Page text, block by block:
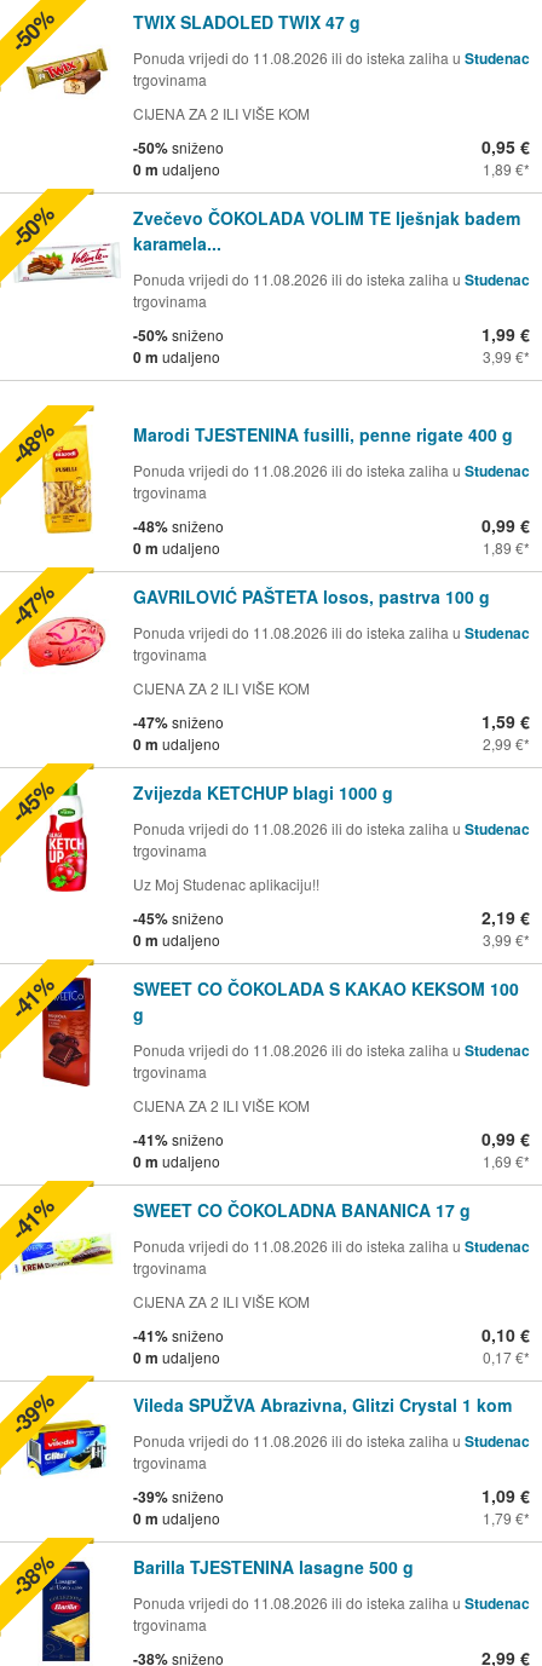
TWIX SLADOLED TWIX 47 g
Ponuda vrijedi do 11.08.2026 ili do isteka zaliha u Studenac
trgovinama
CIJENA ZA 2 ILI VIŠE KOM
-50%sniženo
0 m udaljeno
0,95 €
1,89 €
-50%
Zvečevo ČOKOLADA VOLIM TE lješnjak badem
karamela...
Ponuda vrijedi do 11.08.2026 ili do isteka zaliha u Studenac
trgovinama
-50%sniženo
0 m udaljeno
1,99 €
3,99 €
-50%
Marodi TJESTENINA fusilli, penne rigate 400 g
Ponuda vrijedi do 11.08.2026 ili do isteka zaliha u Studenac
trgovinama
-48%sniženo
0 m udaljeno
0,99 €
1,89 €
-48%
GAVRILOVIĆ PAŠTETA losos, pastrva 100 g
Ponuda vrijedi do 11.08.2026 ili do isteka zaliha u Studenac
trgovinama
CIJENA ZA 2 ILI VIŠE KOM
-47%sniženo
0 m udaljeno
1,59 €
2,99 €
-47%
Zvijezda KETCHUP blagi 1000 g
Ponuda vrijedi do 11.08.2026 ili do isteka zaliha u Studenac
trgovinama
Uz Moj Studenac aplikaciju!!
-45%sniženo
0 m udaljeno
2,19 €
3,99 €
-45%
SWEET CO ČOKOLADA S KAKAO KEKSOM 100
g
Ponuda vrijedi do 11.08.2026 ili do isteka zaliha u Studenac
trgovinama
CIJENA ZA 2 ILI VIŠE KOM
-41%sniženo
0 m udaljeno
0,99 €
1,69 €
-41%
SWEET CO ČOKOLADNA BANANICA 17 g
Ponuda vrijedi do 11.08.2026 ili do isteka zaliha u Studenac
trgovinama
CIJENA ZA 2 ILI VIŠE KOM
-41%sniženo
0 m udaljeno
0,10 €
0,17 €
-41%
Vileda SPUŽVA Abrazivna, Glitzi Crystal 1 kom
Ponuda vrijedi do 11.08.2026 ili do isteka zaliha u Studenac
trgovinama
-39%sniženo
0 m udaljeno
1,09 €
1,79 €
-39%
Barilla TJESTENINA lasagne 500 g
Ponuda vrijedi do 11.08.2026 ili do isteka zaliha u Studenac
trgovinama
-38%sniženo 2,99 €
-38%